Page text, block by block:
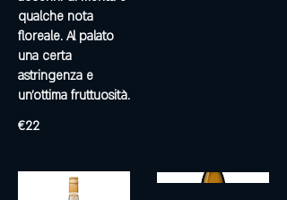
qualche nota
floreale. Al palato
una certa
astringenza e
un’ottima fruttuosità.
€22